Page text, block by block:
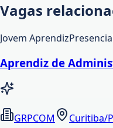
Vagas
Jovem Aprendiz
Aprendiz de
GRPCOM
Curitiba/